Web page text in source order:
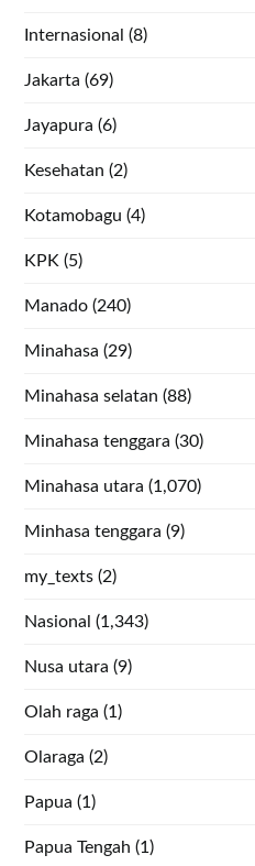
Internasional (8)
Jakarta (69)
Jayapura (6)
Kesehatan (2)
Kotamobagu (4)
KPK (5)
Manado (240)
Minahasa (29)
Minahasa selatan (88)
Minahasa tenggara (30)
Minahasa utara (1,070)
Minhasa tenggara (9)
my_texts (2)
Nasional (1,343)
Nusa utara (9)
Olah raga (1)
Olaraga (2)
Papua (1)
Papua Tengah (1)